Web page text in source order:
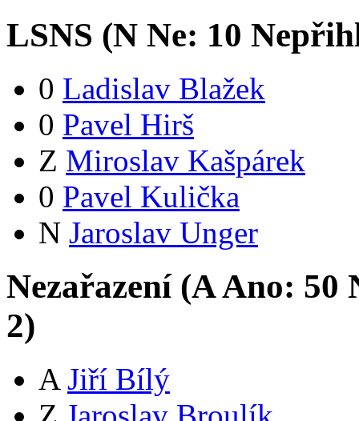
LSNS (N Ne: 10
0 Ladislav Blažek
0 Pavel Hirš
Z Miroslav Kašpárek
0 Pavel Kulička
N Jaroslav Unger
Nezařazení (AAno: 50
2)
A Jiří Bílý